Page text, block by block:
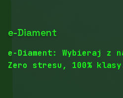
e-Diament
e-Diament: Wybieraj z
Zero stresu, 100%